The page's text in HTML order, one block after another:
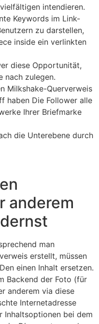
intendieren.
Keywords im Link-
zu darstellen,
inside ein verlinkten
diese Opportunität,
nach zulegen.
Milkshake-Querverweis
haben Die Follower alle
Ihrer Briefmarke
die Unterebene durch
anderem
man
erstellt, müssen
einen Inhalt ersetzen.
Backend der Foto (für
anderem via diese
Internetadresse
Inhaltsoptionen bei dem